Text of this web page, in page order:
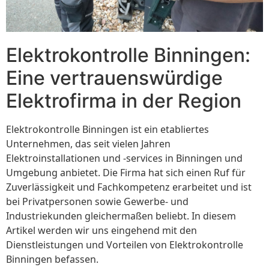
Elektrokontrolle Binningen:
Eine vertrauenswürdige
Elektrofirma in der Region
Elektrokontrolle Binningen ist ein etabliertes
Unternehmen, das seit vielen Jahren
Elektroinstallationen und -services in Binningen und
Umgebung anbietet. Die Firma hat sich einen Ruf für
Zuverlässigkeit und Fachkompetenz erarbeitet und ist
bei Privatpersonen sowie Gewerbe- und
Industriekunden gleichermaßen beliebt. In diesem
Artikel werden wir uns eingehend mit den
Dienstleistungen und Vorteilen von Elektrokontrolle
Binningen befassen.